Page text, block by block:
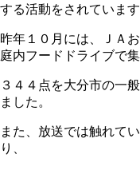
する活動をされています
昨年１０月には、ＪＡ
庭内フードドライブで
３４４点を大分市の一
ました。
また、放送では触れて
り、